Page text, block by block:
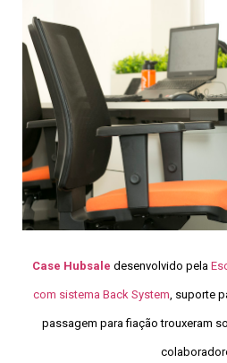
Case Hubsale desenvolvido pela
com sistema Back System, suporte
passagem para fiação trouxeram